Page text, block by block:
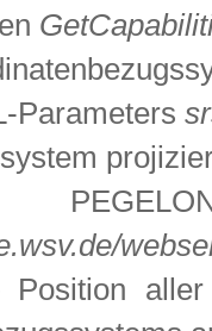
Parameters